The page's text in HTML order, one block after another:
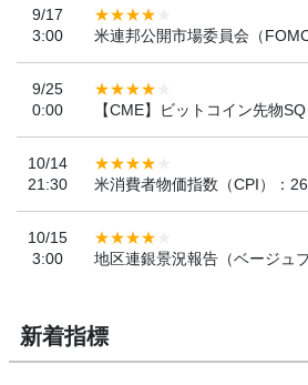
9/17
3:00
米連邦公開市場委員会（
9/25
0:00
【CME】ビットコイン先物SQ
10/14
21:30
米消費者物価指数（CPI）：
10/15
3:00
地区連銀景況報告（ベージュブ
新着指標